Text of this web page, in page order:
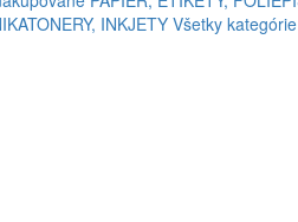
TONERY, INKJETY Všetky kategórie